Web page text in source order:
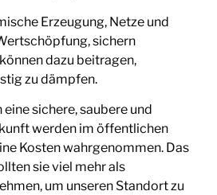
Erzeugung, Netze und
sichern
dazu beitragen,
zu dämpfen.
sichere, saubere und
werden im öffentlichen
Kosten wahrgenommen. Das
sie viel mehr als
um unseren Standort zu